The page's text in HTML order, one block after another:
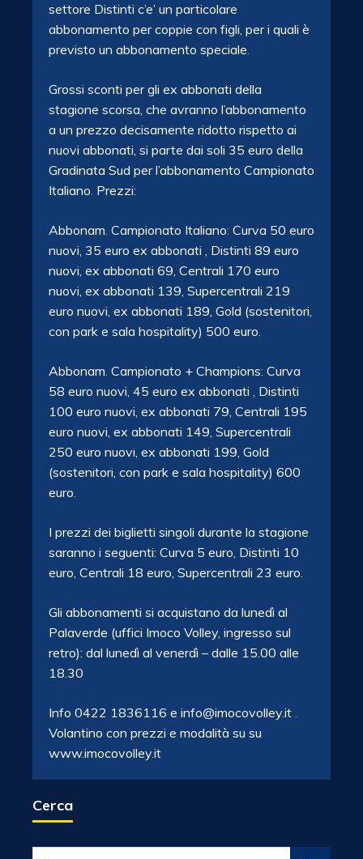
settore Distinti c’e’ un particolare
abbonamento per coppie con figli, per i quali è
previsto un abbonamento speciale.
Grossi sconti per gli ex abbonati della
stagione scorsa, che avranno l’abbonamento
a un prezzo decisamente ridotto rispetto ai
nuovi abbonati, si parte dai soli 35 euro della
Gradinata Sud per l’abbonamento Campionato
Italiano. Prezzi:
Abbonam. Campionato Italiano: Curva 50 euro
nuovi, 35 euro ex abbonati , Distinti 89 euro
nuovi, ex abbonati 69, Centrali 170 euro
nuovi, ex abbonati 139, Supercentrali 219
euro nuovi, ex abbonati 189, Gold (sostenitori,
con park e sala hospitality) 500 euro.
Abbonam. Campionato + Champions: Curva
58 euro nuovi, 45 euro ex abbonati , Distinti
100 euro nuovi, ex abbonati 79, Centrali 195
euro nuovi, ex abbonati 149, Supercentrali
250 euro nuovi, ex abbonati 199, Gold
(sostenitori, con park e sala hospitality) 600
euro.
I prezzi dei biglietti singoli durante la stagione
saranno i seguenti: Curva 5 euro, Distinti 10
euro, Centrali 18 euro, Supercentrali 23 euro.
Gli abbonamenti si acquistano da lunedì al
Palaverde (uffici Imoco Volley, ingresso sul
retro): dal lunedì al venerdì – dalle 15.00 alle
18.30
Info 0422 1836116 e info@imocovolley.it .
Volantino con prezzi e modalità su su
www.imocovolley.it
Cerca